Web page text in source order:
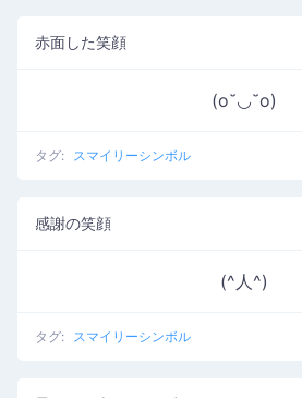
赤面した笑顔
(o˘◡˘o)
タグ: スマイリーシンボル
感謝の笑顔
(^人^)
タグ: スマイリーシンボル